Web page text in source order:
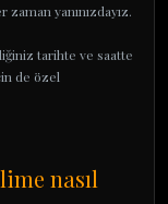
yanınızdayız.
tarihte ve saatte
de özel
nasıl